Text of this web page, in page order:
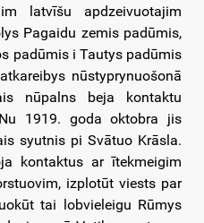
latvīšu apdzeivuotajim
Pagaidu zemis padūmis,
padūmis i Tautys padūmis
nūstyprynuošonā
nūpalns beja kontaktu
1919. goda oktobra jis
syutnis pi Svātuo Krāsla.
kontaktus ar ītekmeigim
izplotūt viests par
tai lobvieleigu Rūmys